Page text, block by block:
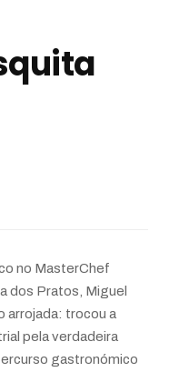
no MasterChef
dos Pratos, Miguel
arrojada: trocou a
pela verdadeira
gastronómico